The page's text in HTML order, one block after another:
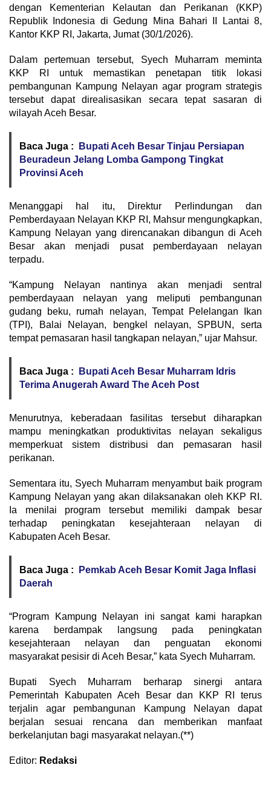
dengan Kementerian Kelautan dan Perikanan (KKP)
Republik Indonesia di Gedung Mina Bahari II Lantai 8,
Kantor KKP RI, Jakarta, Jumat (30/1/2026).
Dalam pertemuan tersebut, Syech Muharram meminta
KKP RI untuk memastikan penetapan titik lokasi
pembangunan Kampung Nelayan agar program strategis
tersebut dapat direalisasikan secara tepat sasaran di
wilayah Aceh Besar.
Baca Juga :
Bupati Aceh Besar Tinjau Persiapan
Beuradeun Jelang Lomba Gampong Tingkat
Provinsi Aceh
Menanggapi hal itu, Direktur Perlindungan dan
Pemberdayaan Nelayan KKP RI, Mahsur mengungkapkan,
Kampung Nelayan yang direncanakan dibangun di Aceh
Besar akan menjadi pusat pemberdayaan nelayan
terpadu.
“Kampung Nelayan nantinya akan menjadi sentral
pemberdayaan nelayan yang meliputi pembangunan
gudang beku, rumah nelayan, Tempat Pelelangan Ikan
(TPI), Balai Nelayan, bengkel nelayan, SPBUN, serta
tempat pemasaran hasil tangkapan nelayan,” ujar Mahsur.
Baca Juga :
Bupati Aceh Besar Muharram Idris
Terima Anugerah Award The Aceh Post
Menurutnya, keberadaan fasilitas tersebut diharapkan
mampu meningkatkan produktivitas nelayan sekaligus
memperkuat sistem distribusi dan pemasaran hasil
perikanan.
Sementara itu, Syech Muharram menyambut baik program
Kampung Nelayan yang akan dilaksanakan oleh KKP RI.
Ia menilai program tersebut memiliki dampak besar
terhadap peningkatan kesejahteraan nelayan di
Kabupaten Aceh Besar.
Baca Juga :
Pemkab Aceh Besar Komit Jaga Inflasi
Daerah
“Program Kampung Nelayan ini sangat kami harapkan
karena berdampak langsung pada peningkatan
kesejahteraan nelayan dan penguatan ekonomi
masyarakat pesisir di Aceh Besar,” kata Syech Muharram.
Bupati Syech Muharram berharap sinergi antara
Pemerintah Kabupaten Aceh Besar dan KKP RI terus
terjalin agar pembangunan Kampung Nelayan dapat
berjalan sesuai rencana dan memberikan manfaat
berkelanjutan bagi masyarakat nelayan.(**)
Editor: Redaksi